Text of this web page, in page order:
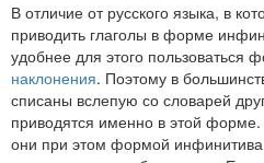
В отличие от русского языка, в
приводить глаголы в форме
удобнее для этого пользоваться
наклонения. Поэтому в
списаны вслепую со словарей
приводятся именно в этой
они при этом формой